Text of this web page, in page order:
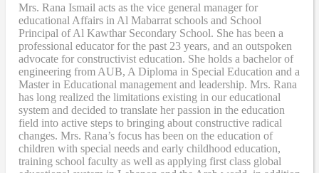
Mrs. Rana Ismail acts as the vice general manager for
educational Affairs in Al Mabarrat schools and School
Principal of Al Kawthar Secondary School. She has been a
professional educator for the past 23 years, and an outspoken
advocate for constructivist education. She holds a bachelor of
engineering from AUB, A Diploma in Special Education and a
Master in Educational management and leadership. Mrs. Rana
has long realized the limitations existing in our educational
system and decided to translate her passion in the education
field into active steps to bringing about constructive radical
changes. Mrs. Rana’s focus has been on the education of
children with special needs and early childhood education,
training school faculty as well as applying first class global